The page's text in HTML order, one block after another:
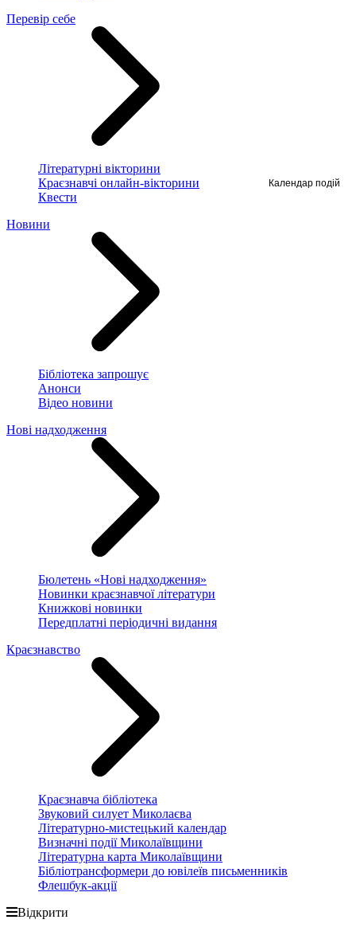
Перевір себе
Літературні вікторини
Краєзнавчі онлайн-вікторини
Квести
Новини
Бібліотека запрошує
Анонси
Відео новини
Нові надходження
Бюлетень «Нові надходження»
Новинки краєзнавчої літератури
Книжкові новинки
Передплатні періодичні видання
Краєзнавство
Краєзнавча бібліотека
Звуковий силует Миколаєва
Літературно-мистецький календар
Визначні події Миколаївщини
Літературна карта Миколаївщини
Бібліотрансформери до ювілеїв письменників
Флешбук-акції
Відкрити
Календар подій